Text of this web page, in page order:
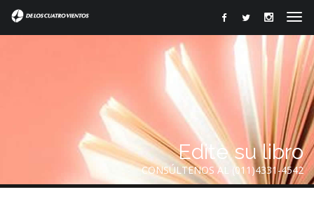
Edite su libro
CONSÚLTENOS AL (011)4331-4542